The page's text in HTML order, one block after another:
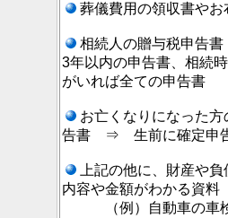
葬儀費用の領収書やお
相続人の贈与税申
3年以内の申告書、相続
がいれば全ての申告書
お亡くなりになった方
告書 ⇒ 生前に確定申告
上記の他に、財産や
内容や金額がわかる資料
（例）自動車の車検